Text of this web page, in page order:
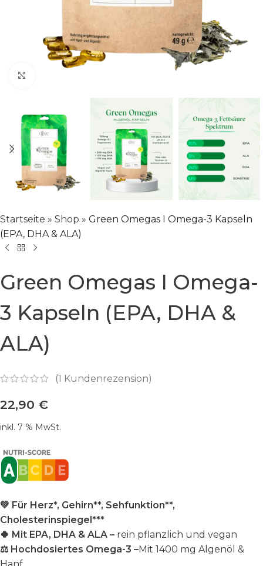
Startseite » Shop » Green Omegas I Omega-3 Kapseln
(EPA, DHA & ALA)
Green Omegas I Omega-
3 Kapseln (EPA, DHA &
ALA)
(1 Kundenrezension)
22,90 €
inkl. 7 % MwSt.
💚 Für Herz*, Gehirn**, Sehfunktion**,
Cholesterinspiegel***
🍀 Mit EPA, DHA & ALA – rein pflanzlich und vegan
⚖️ Hochdosiertes Omega-3 –Mit 1400 mg Algenöl &